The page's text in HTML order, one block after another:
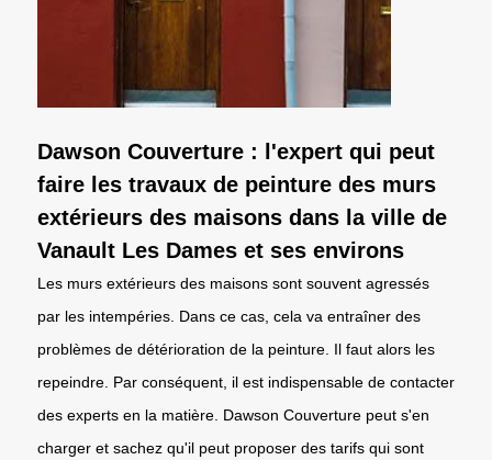
Dawson Couverture : l'expert qui peut
faire les travaux de peinture des murs
extérieurs des maisons dans la ville de
Vanault Les Dames et ses environs
Les murs extérieurs des maisons sont souvent agressés
par les intempéries. Dans ce cas, cela va entraîner des
problèmes de détérioration de la peinture. Il faut alors les
repeindre. Par conséquent, il est indispensable de contacter
des experts en la matière. Dawson Couverture peut s'en
charger et sachez qu'il peut proposer des tarifs qui sont